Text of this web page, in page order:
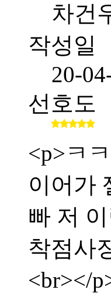
차건
작성일
20-
선호도
<p>ㅋ
이어가
빠 저
착점사
<br></